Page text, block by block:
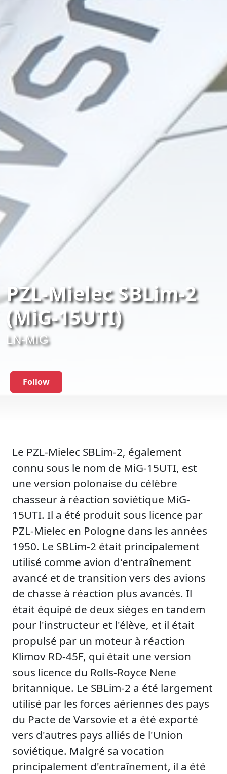
PZL-Mielec SBLim-2
(MiG-15UTI)
LN-MIG
Follow
Le PZL-Mielec SBLim-2, également
connu sous le nom de MiG-15UTI, est
une version polonaise du célèbre
chasseur à réaction soviétique MiG-
15UTI. Il a été produit sous licence par
PZL-Mielec en Pologne dans les années
1950. Le SBLim-2 était principalement
utilisé comme avion d'entraînement
avancé et de transition vers des avions
de chasse à réaction plus avancés. Il
était équipé de deux sièges en tandem
pour l'instructeur et l'élève, et il était
propulsé par un moteur à réaction
Klimov RD-45F, qui était une version
sous licence du Rolls-Royce Nene
britannique. Le SBLim-2 a été largement
utilisé par les forces aériennes des pays
du Pacte de Varsovie et a été exporté
vers d'autres pays alliés de l'Union
soviétique. Malgré sa vocation
principalement d'entraînement, il a été